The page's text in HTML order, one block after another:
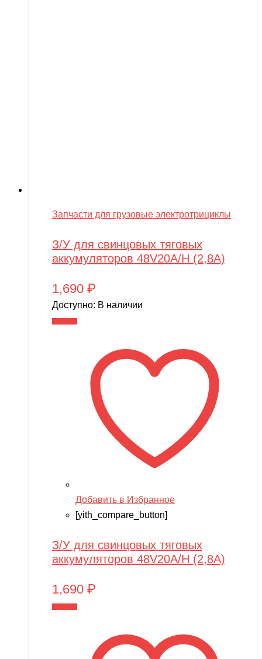
Запчасти для грузовые электротрициклы
З/У для свинцовых тяговых
аккумуляторов 48V20A/H (2,8A)
1,690 ₽
Доступно: В наличии
Добавить в Избранное
[yith_compare_button]
З/У для свинцовых тяговых
аккумуляторов 48V20A/H (2,8A)
1,690 ₽